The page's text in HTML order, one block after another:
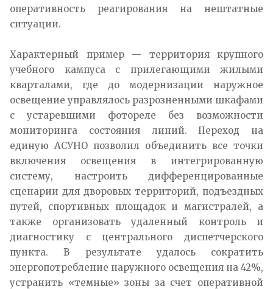
оперативность реагирования на нештатные
ситуации.​
Характерный пример — территория крупного
учебного кампуса с прилегающими жилыми
кварталами, где до модернизации наружное
освещение управлялось разрозненными шкафами
с устаревшими фотореле без возможности
мониторинга состояния линий. Переход на
единую АСУНО позволил объединить все точки
включения освещения в интегрированную
систему, настроить дифференцированные
сценарии для дворовых территорий, подъездных
путей, спортивных площадок и магистралей, а
также организовать удаленный контроль и
диагностику с центрального диспетчерского
пункта. В результате удалось сократить
энергопотребление наружного освещения на 42%,
устранить «темные» зоны за счет оперативной